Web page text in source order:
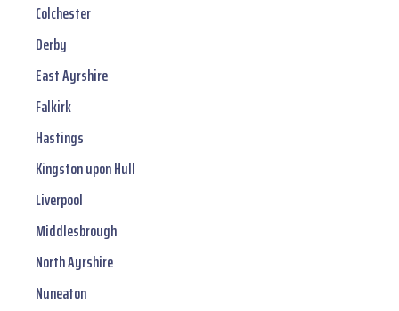
Colchester
Derby
East Ayrshire
Falkirk
Hastings
Kingston upon Hull
Liverpool
Middlesbrough
North Ayrshire
Nuneaton